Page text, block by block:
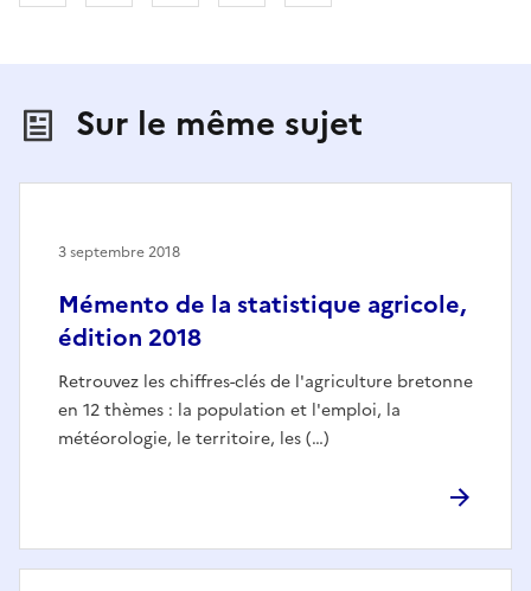
Sur le même sujet
Mémento de la statistique agricole,
édition 2018
Retrouvez les chiffres-clés de l'agriculture bretonne
en 12 thèmes : la population et l'emploi, la
météorologie, le territoire, les (…)
3 septembre 2018